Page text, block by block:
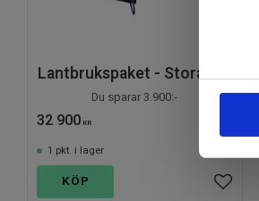
e
e
Lantbrukspaket - Stora BM
Du sparar 3.900:-
32 900 KR
Lägg
1 pkt. i lager
KÖP